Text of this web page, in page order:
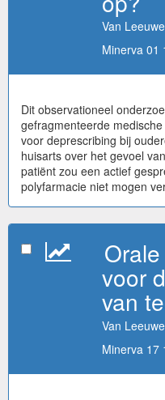
Van
Minerva 01
Dit observationeel
gefragmenteerde
voor deprescribing bij
huisarts over het gevoel
patiënt zou een actief
polyfarmacie niet mogen
voor
van
Van
Minerva 17